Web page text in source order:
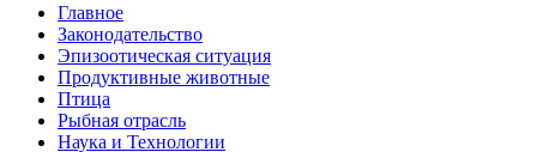
Главное
Законодательство
Эпизоотическая ситуация
Продуктивные животные
Птица
Рыбная отрасль
Наука и Технологии